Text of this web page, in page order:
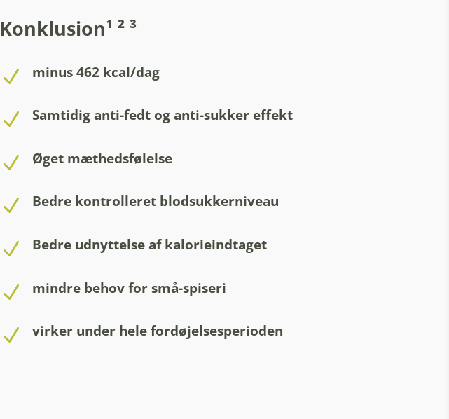
Konklusion¹ ² ³
N minus 462 kcal/dag
N Samtidig anti-fedt og anti-sukker effekt
N Øget mæthedsfølelse
N Bedre kontrolleret blodsukkerniveau
N Bedre udnyttelse af kalorieindtaget
N mindre behov for små-spiseri
N virker under hele fordøjelsesperioden